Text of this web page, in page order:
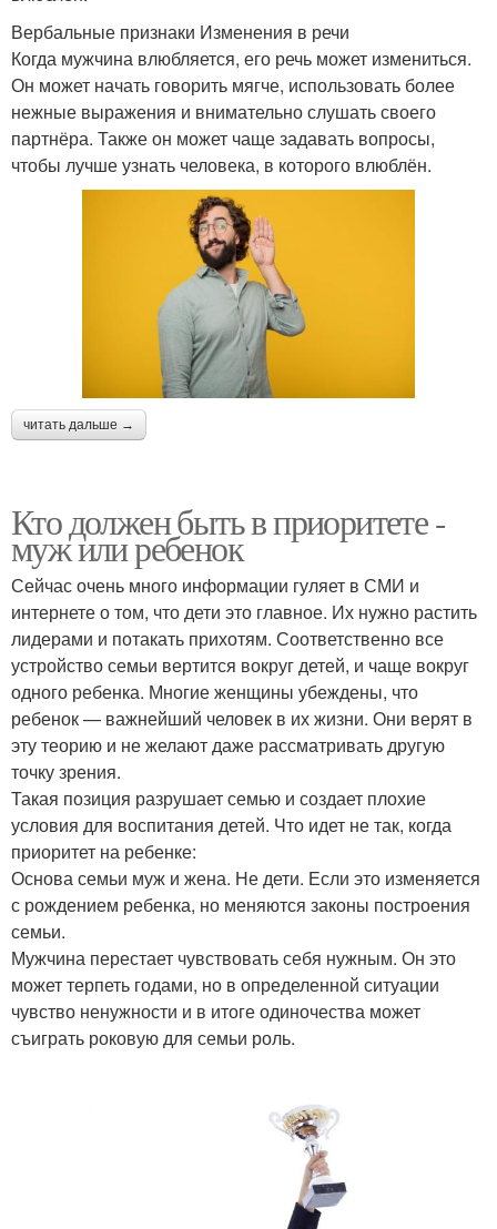
Вербальные признаки Изменения в речи
Когда мужчина влюбляется, его речь может измениться.
Он может начать говорить мягче, использовать более
нежные выражения и внимательно слушать своего
партнёра. Также он может чаще задавать вопросы,
чтобы лучше узнать человека, в которого влюблён.
читать дальше →
Кто должен быть в приоритете -
муж или ребенок
Сейчас очень много информации гуляет в СМИ и
интернете о том, что дети это главное. Их нужно растить
лидерами и потакать прихотям. Соответственно все
устройство семьи вертится вокруг детей, и чаще вокруг
одного ребенка. Многие женщины убеждены, что
ребенок — важнейший человек в их жизни. Они верят в
эту теорию и не желают даже рассматривать другую
точку зрения.
Такая позиция разрушает семью и создает плохие
условия для воспитания детей. Что идет не так, когда
приоритет на ребенке:
Основа семьи муж и жена. Не дети. Если это изменяется
с рождением ребенка, но меняются законы построения
семьи.
Мужчина перестает чувствовать себя нужным. Он это
может терпеть годами, но в определенной ситуации
чувство ненужности и в итоге одиночества может
съиграть роковую для семьи роль.